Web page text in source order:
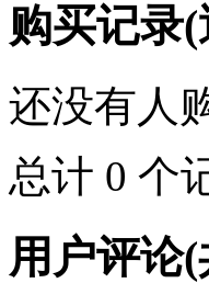
购买记录(
还没有人
总计 0 个
用户评论(